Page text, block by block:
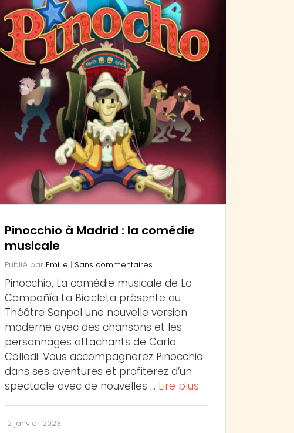
Pinocchio à Madrid : la comédie
musicale
Publié par Emilie | Sans commentaires
Pinocchio, La comédie musicale de La
Compañía La Bicicleta présente au
Théâtre Sanpol une nouvelle version
moderne avec des chansons et les
personnages attachants de Carlo
Collodi. Vous accompagnerez Pinocchio
dans ses aventures et profiterez d’un
spectacle avec de nouvelles … Lire plus
12 janvier 2023